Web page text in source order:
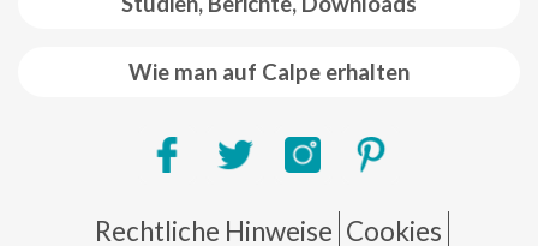
Wie man auf Calpe erhalten
Pie de página
Rechtliche Hinweise Cookies